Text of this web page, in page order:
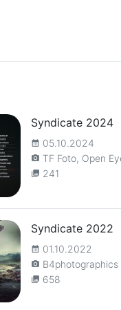
Syndicate 2024
calendar_month 05.10.2024
camera_alt TF Foto, Open
collections 241
Syndicate 2022
calendar_month 01.10.2022
camera_alt
collections 658